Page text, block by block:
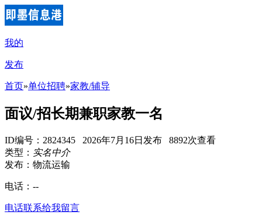
我的
发布
首页»单位招聘»家教/辅导
面议/招长期兼职家教一名
ID编号：2824345 2026年7月16日发布 8892次查看
类型： 实名中介
发布：物流运输
电话： --
电话联系给我留言